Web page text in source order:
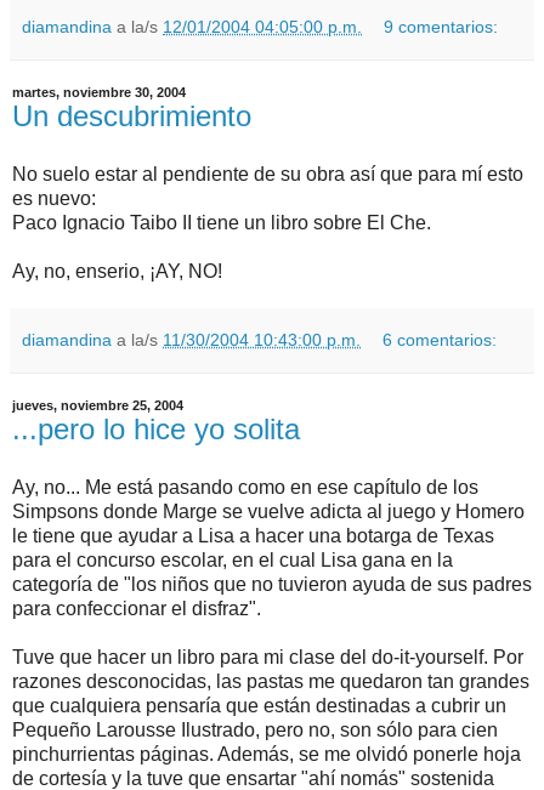
diamandina a la/s 12/01/2004 04:05:00 p.m. 9 comentarios:
martes, noviembre 30, 2004
Un descubrimiento
No suelo estar al pendiente de su obra así que para mí esto
es nuevo:
Paco Ignacio Taibo II tiene un libro sobre El Che.
Ay, no, enserio, ¡AY, NO!
diamandina a la/s 11/30/2004 10:43:00 p.m. 6 comentarios:
jueves, noviembre 25, 2004
...pero lo hice yo solita
Ay, no... Me está pasando como en ese capítulo de los
Simpsons donde Marge se vuelve adicta al juego y Homero
le tiene que ayudar a Lisa a hacer una botarga de Texas
para el concurso escolar, en el cual Lisa gana en la
categoría de "los niños que no tuvieron ayuda de sus padres
para confeccionar el disfraz".
Tuve que hacer un libro para mi clase del do-it-yourself. Por
razones desconocidas, las pastas me quedaron tan grandes
que cualquiera pensaría que están destinadas a cubrir un
Pequeño Larousse Ilustrado, pero no, son sólo para cien
pinchurrientas páginas. Además, se me olvidó ponerle hoja
de cortesía y la tuve que ensartar "ahí nomás" sostenida